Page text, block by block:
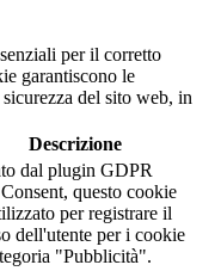
per il corretto
garantiscono le
del sito web, in
Descrizione
dal plugin GDPR
questo cookie
per registrare il
dell'utente per i cookie
"Pubblicità".